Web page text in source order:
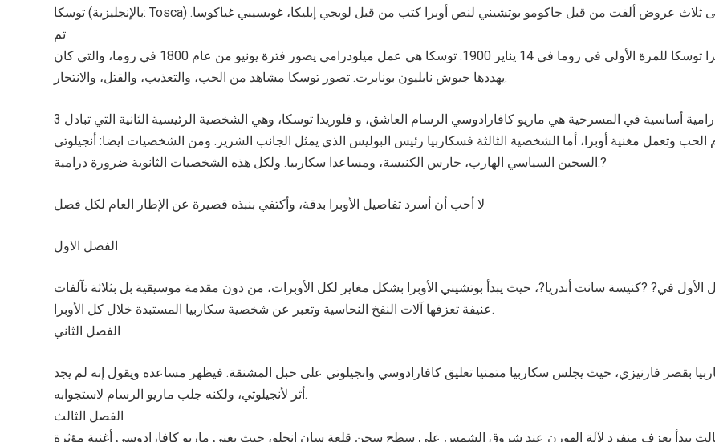
توسكا (بالإنجليزية: Tosca) هي أوبرا على ثلاث عروض ألفت من قبل جاكومو بوتشيني لنص أوبرا كتب من قبل لويجي إيليكا، غويسيبي غياكوسا.
تم
عرض أوبرا توسكا للمرة الأولى في روما في 14 يناير 1900. توسكا هي عمل ميلودرامي يصور فترة يونيو من عام 1800 في روما، والتي كان
يهددها جيوش نابليون بونابرت. تصور توسكا مشاهد من الحب، والتعذيب، والقتل، والانتحار.
3 شخصيات درامية أساسية في المسرحية هي ماريو كافارادوسي الرسام العاشق، و فلوريدا توسكا، وهي الشخصية الرئيسية الثانية التي تبادل
الحب وتعمل مغنية أوبرا، أما الشخصية الثالثة فسكاربيا رئيس البوليس الذي يمثل الجانب الشرير. ومن الشخصيات ايضا: أنجيلوتي
السجين السياسي الهارب، حارس الكنيسة، ومساعدا سكاربيا. ولكل هذه الشخصيات الثانوية ضرورة درامية.?
لا أحب أن أسرد تفاصيل الأوبرا بدقة، وأكتفي بنبذه قصيرة عن الإطار العام لكل فصل
الفصل الاول
في? ?كنيسة سانت أندريا?، حيث يبدأ بوتشيني الأوبرا بشكل مغاير لكل الأوبرات، من دون مقدمة موسيقية بل بثلاثة تآلفات
عنيفة تعزفها آلات النفخ النحاسية وتعبر عن شخصية سكاربيا المستبدة خلال كل الأوبرا.
الفصل الثاني
بقصر فارنيزي، حيث يجلس سكاربيا متمنيا تعليق كافارادوسي وانجيلوتي على حبل المشنقة. فيظهر مساعده ويقول إنه لم يجد
أثر لأنجيلوتي، ولكنه جلب ماريو الرسام لاستجوابه.
الفصل الثالث
يبدأ بعزف منفرد لآلة الهورن عند شروق الشمس على سطح سجن قلعة سان انجلو، حيث يغني ماريو كافارادوسي أغنية مؤثرة